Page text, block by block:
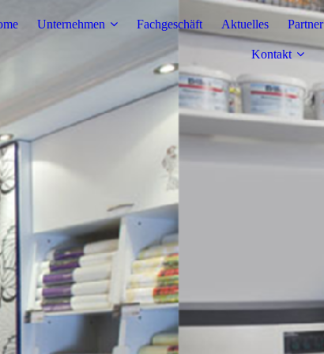
Unternehmen Fachgeschäft Aktuelles Partner
Kontakt